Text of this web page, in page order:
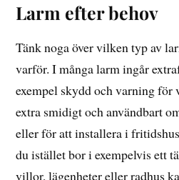
Larm efter behov
Tänk noga över vilken typ av
varför. I många larm ingår
exempel skydd och varning för
extra smidigt och användbart
eller för att installera i
du istället bor i exempelvis ett
villor, lägenheter eller radhus